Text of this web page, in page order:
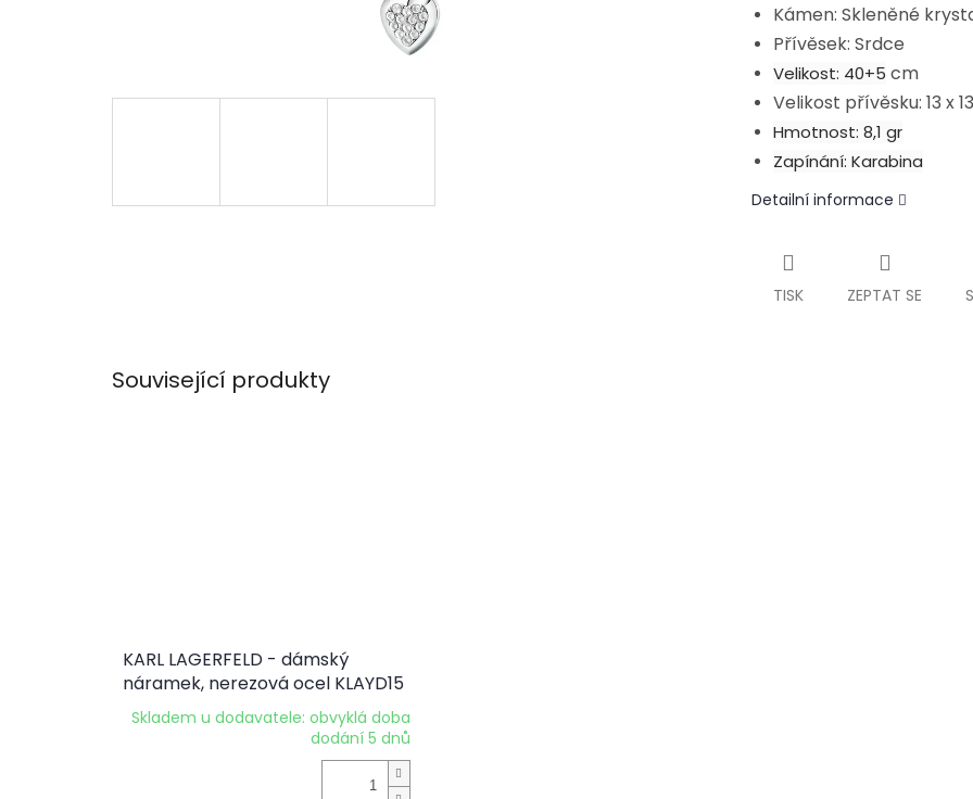
Kámen: Skleněné
Přívěsek: Srdce
Velikost: 40+5 cm
Velikost přívěsku: 13 x
Hmotnost: 8,1 gr
Zapínání: Karabina
Detailní informace
TISK ZEPTAT SE
Související produkty
KARL LAGERFELD - dámský
náramek, nerezová ocel KLAYD15
Skladem u dodavatele: obvyklá doba
dodání 5 dnů